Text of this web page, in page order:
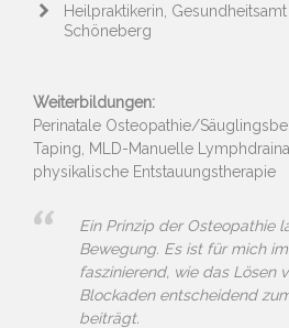
Heilpraktikerin,
Schöneberg
Weiterbildungen:
Perinatale Osteopathie/
Taping, MLD-Manuelle
physikalische Entstauungstherapie
Ein Prinzip der Osteopathie
Bewegung. Es ist für mich
faszinierend, wie das Lösen
Blockaden entscheidend
beiträgt.